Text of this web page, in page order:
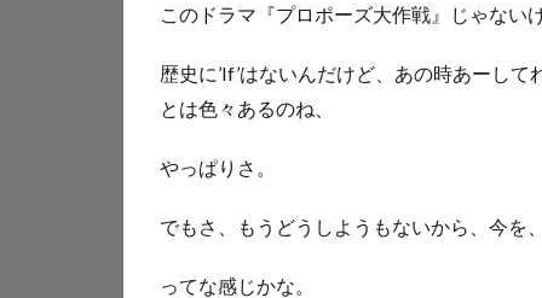
このドラマ『プロポーズ大作戦』じゃない
歴史に’If’はないんだけど、あの時あーし
とは色々あるのね、
やっぱりさ。
でもさ、もうどうしようもないから、今を
ってな感じかな。